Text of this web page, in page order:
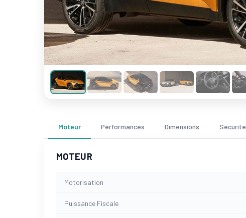
Moteur Performances Dimensions Sécurité
MOTEUR
Motorisation
Puissance Fiscale